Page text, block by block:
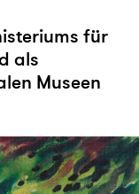
für
als
Museen